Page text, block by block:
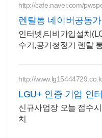
http://cafe.naver.com/
렌탈통 네이버공동가
인터넷,티비가입설치
수기,공기청정기 렌탈
http://
LGU+ 인증 기업 인
정인증기업전문점
신규사업장 오늘 접수
치